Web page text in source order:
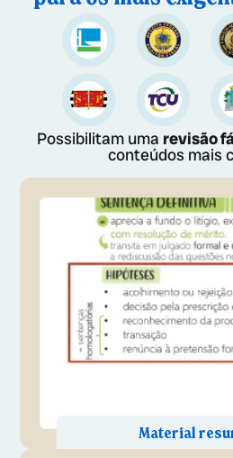
Possibilitam uma revisão
conteúdos mais